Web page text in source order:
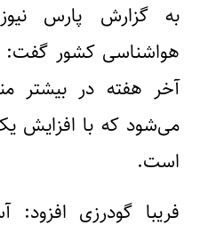
به گزارش پارس
هواشناسی کشور گفت:
آخر هفته در بیشتر
است.
فریبا گودرزی